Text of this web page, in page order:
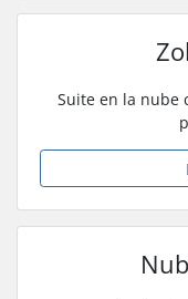
Suite en la nube